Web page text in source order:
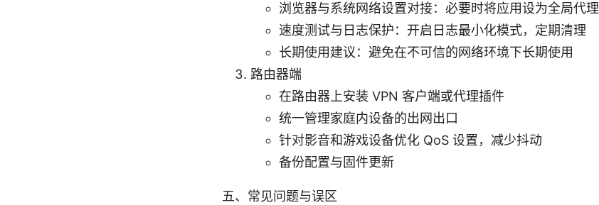
浏览器与系统网络设置对接：必要时将应用设为全局代理
速度测试与日志保护：开启日志最小化模式，定期清理
长期使用建议：避免在不可信的网络环境下长期使用
路由器端
在路由器上安装 VPN 客户端或代理插件
统一管理家庭内设备的出网出口
针对影音和游戏设备优化 QoS 设置，减少抖动
备份配置与固件更新
五、常见问题与误区